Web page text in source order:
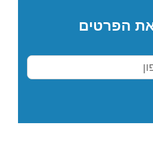
את הפרטים